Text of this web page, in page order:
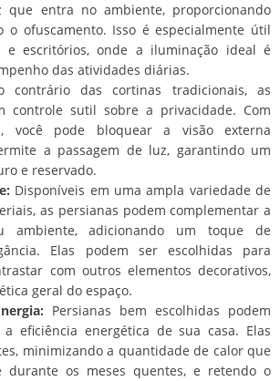
que entra no ambiente, proporcionando
o ofuscamento. Isso é especialmente útil
escritórios, onde a iluminação ideal é
das atividades diárias.
contrário das cortinas tradicionais, as
controle sutil sobre a privacidade. Com
você pode bloquear a visão externa
a passagem de luz, garantindo um
e reservado.
Disponíveis em uma ampla variedade de
as persianas podem complementar a
ambiente, adicionando um toque de
Elas podem ser escolhidas para
com outros elementos decorativos,
geral do espaço.
Persianas bem escolhidas podem
eficiência energética de sua casa. Elas
minimizando a quantidade de calor que
durante os meses quentes, e retendo o